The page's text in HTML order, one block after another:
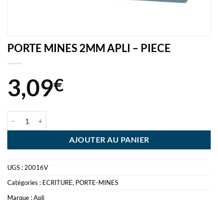
PORTE MINES 2MM APLI – PIECE
3,09€
AJOUTER AU PANIER
UGS : 20016V
Catégories : ECRITURE, PORTE-MINES
Marque :Apli